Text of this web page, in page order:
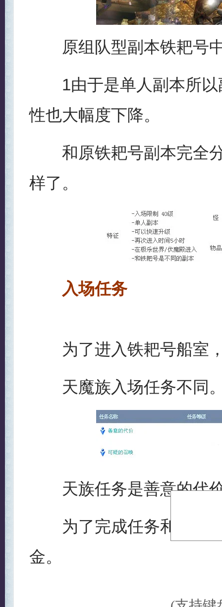
原组队型副本铁耙号中
1由于是单人副本所以
性也大幅度下降。
和原铁耙号副本完全分
样了。
入场任务
为了进入铁耙号船室，
天魔族入场任务不同
天族任务是善意的代价
为了完成任务和可以移
金。